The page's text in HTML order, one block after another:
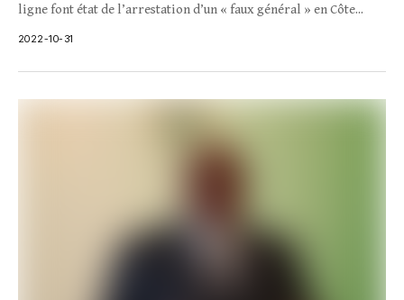
ligne font état de l’arrestation d’un « faux général » en Côte...
2022-10-31